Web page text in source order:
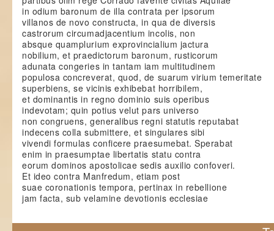
in odium baronum de illa contrata per ipsorum
villanos de novo constructa, in qua de diversis
castrorum circumadjacentium incolis, non
absque quamplurium exprovincialium jactura
nobilium, et praedictorum baronum, rusticorum
adunata congeries in tantam iam multitudinem
populosa concreverat, quod, de suarum virium temeritate
superbiens, se vicinis exhibebat horribilem,
et dominantis in regno dominio suis operibus
indevotam; quin potius velut pars universo
non congruens, generalibus regni statutis reputabat
indecens colla submittere, et singulares sibi
vivendi formulas conficere praesumebat. Sperabat
enim in praesumptae libertatis statu contra
eorum dominos apostolicae sedis auxilio confoveri.
Et ideo contra Manfredum, etiam post
suae coronationis tempora, pertinax in rebellione
jam facta, sub velamine devotionis ecclesiae